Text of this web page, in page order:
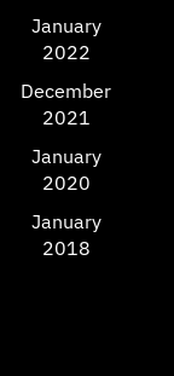
January
2022
December
2021
January
2020
January
2018